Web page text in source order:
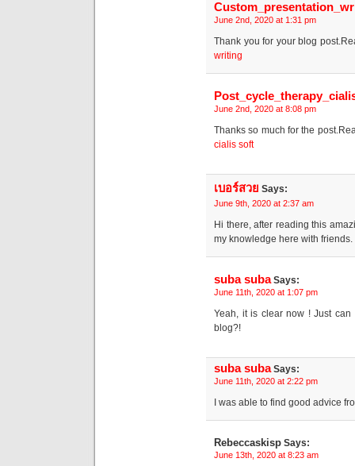
June 2nd, 2020 at 1:31 pm
Thank you for your blog
writing
June 2nd, 2020 at 8:08 pm
Thanks so much for the
cialis soft
เบอร์สวย Says:
June 9th, 2020 at 2:37 am
Hi there, after reading this
my knowledge here with friends.
suba subaSays:
June 11th, 2020 at 1:07 pm
Yeah, it is clear now ! Just
blog?!
suba subaSays:
June 11th, 2020 at 2:22 pm
I was able to find good advice
Rebeccaskisp Says:
June 13th, 2020 at 8:23 am